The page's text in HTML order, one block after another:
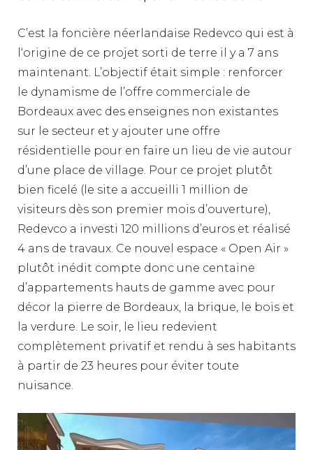
C’est la foncière néerlandaise Redevco qui est à
l‘origine de ce projet sorti de terre il y a 7 ans
maintenant. L’objectif était simple : renforcer
le dynamisme de l’offre commerciale de
Bordeaux avec des enseignes non existantes
sur le secteur et y ajouter une offre
résidentielle pour en faire un lieu de vie autour
d’une place de village. Pour ce projet plutôt
bien ficelé (le site a accueilli 1 million de
visiteurs dès son premier mois d’ouverture),
Redevco a investi 120 millions d’euros et réalisé
4 ans de travaux. Ce nouvel espace « Open Air »
plutôt inédit compte donc une centaine
d’appartements hauts de gamme avec pour
décor la pierre de Bordeaux, la brique, le bois et
la verdure. Le soir, le lieu redevient
complètement privatif et rendu à ses habitants
à partir de 23 heures pour éviter toute
nuisance.